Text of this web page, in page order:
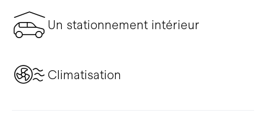
Un stationnement intérieur
Climatisation